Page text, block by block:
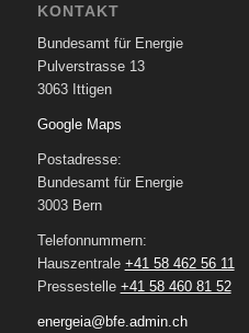
KONTAKT
Bundesamt für Energie
Pulverstrasse 13
3063 Ittigen
Google Maps
Postadresse:
Bundesamt für Energie
3003 Bern
Telefonnummern:
Hauszentrale +41 58 462 56 11
Pressestelle +41 58 460 81 52
energeia@bfe.admin.ch